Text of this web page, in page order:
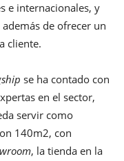
e internacionales, y
de ofrecer un
cliente.
se ha contado con
en el sector,
servir como
140m2, con
, la tienda en la